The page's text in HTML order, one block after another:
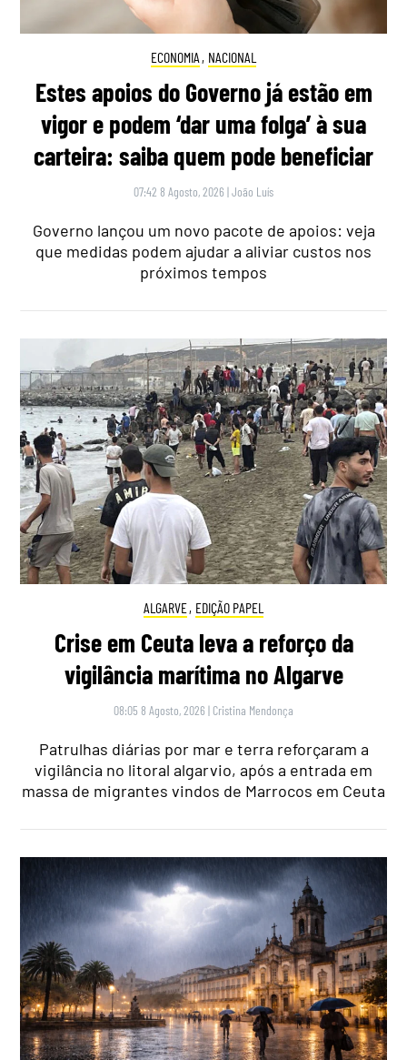
ECONOMIA , NACIONAL
Estes apoios do Governo já estão em
vigor e podem ‘dar uma folga’ à sua
carteira: saiba quem pode beneficiar
07:42 8 Agosto, 2026 |João Luís
Governo lançou um novo pacote de apoios: veja
que medidas podem ajudar a aliviar custos nos
próximos tempos
ALGARVE, EDIÇÃO PAPEL
Crise em Ceuta leva a reforço da
vigilância marítima no Algarve
08:05 8 Agosto, 2026 | Cristina Mendonça
Patrulhas diárias por mar e terra reforçaram a
vigilância no litoral algarvio, após a entrada em
massa de migrantes vindos de Marrocos em Ceuta